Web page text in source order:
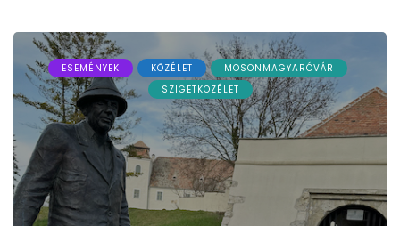
ESEMÉNYEK KÖZÉLET
MOSONMAGYARÓVÁR
SZIGETKÖZÉLET